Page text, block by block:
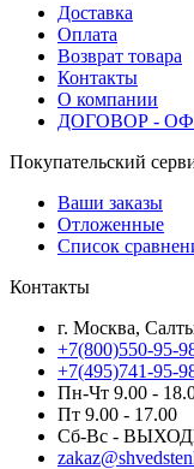
Доставка
Оплата
Возврат товара
Контакты
О компании
ДОГОВОР -
Покупательский
Ваши заказы
Отложенные
Список
Контакты
г. Москва,
+7(800)550-95-
+7(495)741-95-
Пн-Чт 9.00 -
Пт 9.00 - 17.00
Сб-Вс -